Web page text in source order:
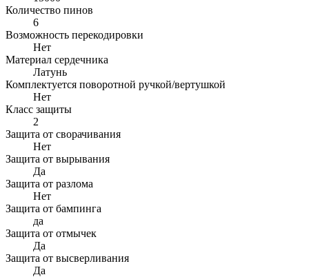
Количество пинов
6
Возможность перекодировки
Нет
Материал сердечника
Латунь
Комплектуется поворотной ручкой/вертушкой
Нет
Класс защиты
2
Защита от сворачивания
Нет
Защита от вырывания
Да
Защита от разлома
Нет
Защита от бампинга
да
Защита от отмычек
Да
Защита от высверливания
Да